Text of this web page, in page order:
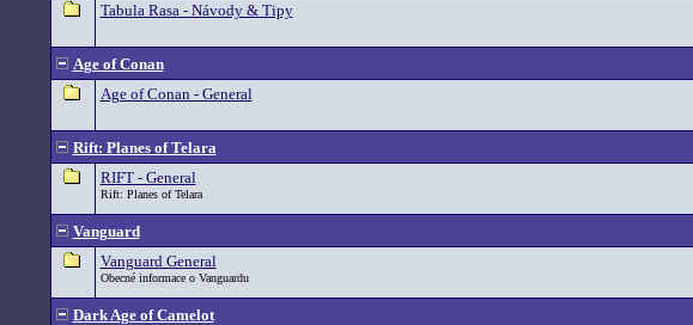
Tabula Rasa - Návody & Tipy
Age of Conan
Age of Conan - General
Rift: Planes of Telara
RIFT - General
Rift: Planes of Telara
Vanguard
Vanguard General
Obecné informace o Vanguardu
Dark Age of Camelot